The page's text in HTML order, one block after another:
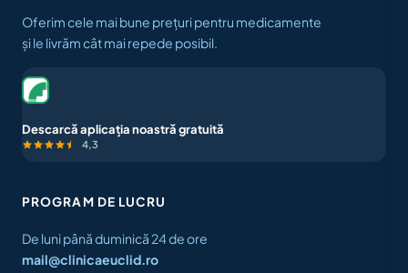
Oferim cele mai bune prețuri pentru medicamente
și le livrăm cât mai repede posibil.
Descarcă aplicația noastră gratuită
4,3
PROGRAM DE LUCRU
De luni până duminică 24 de ore
mail@clinicaeuclid.ro